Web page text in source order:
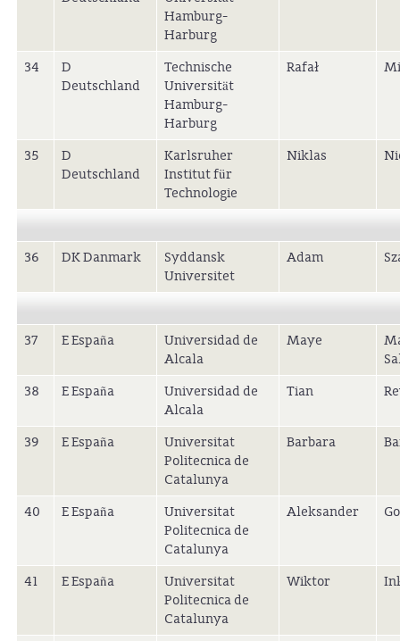
Hamburg-
Harburg
34
D
Deutschland
Technische
Universität
Hamburg-
Harburg
Rafał
35
D
Deutschland
Karlsruher
Institut für
Technologie
Niklas
36 DK Danmark
Syddansk
Universitet
Adam
37 E España
Universidad de
Alcala
Maye
38
E España
Universidad de
Alcala
Tian
39 E España
Universitat
Politecnica de
Catalunya
Barbara
40 E España
Universitat
Politecnica de
Catalunya
Aleksander
41 E España
Universitat
Politecnica de
Catalunya
Wiktor